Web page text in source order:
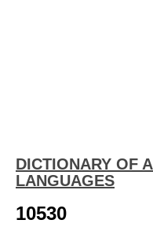
DICTIONARY OF
LANGUAGES
10530